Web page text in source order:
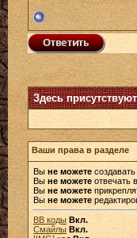
Здесь
Ваши права в разделе
Вы не можете
Выне можете отвечать
Выне можете
Вы не можете
BB коды Вкл.
Смайлы Вкл.